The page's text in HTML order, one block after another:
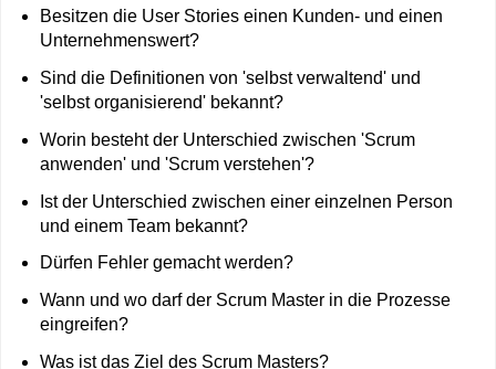
Besitzen die User Stories einen Kunden- und einen
Unternehmenswert?
Sind die Definitionen von 'selbst verwaltend' und
'selbst organisierend' bekannt?
Worin besteht der Unterschied zwischen 'Scrum
anwenden' und 'Scrum verstehen'?
Ist der Unterschied zwischen einer einzelnen Person
und einem Team bekannt?
Dürfen Fehler gemacht werden?
Wann und wo darf der Scrum Master in die Prozesse
eingreifen?
Was ist das Ziel des Scrum Masters?